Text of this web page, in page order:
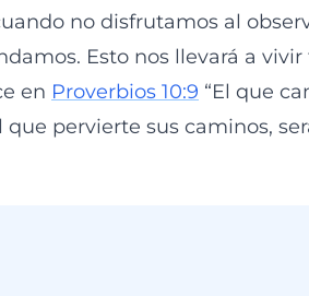
no disfrutamos al
Esto nos llevará a
en Proverbios 10:9 “El que
pervierte sus caminos,